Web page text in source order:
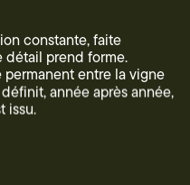
constante, faite
détail prend forme.
permanent entre la vigne
année après année,
issu.